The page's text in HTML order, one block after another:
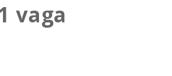
vaga